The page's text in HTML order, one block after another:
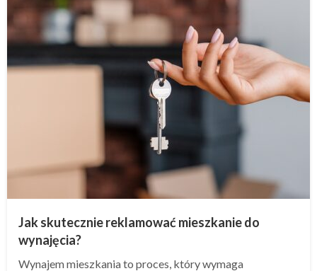
Jak skutecznie reklamować mieszkanie do
wynajęcia?
Wynajem mieszkania to proces, który wymaga